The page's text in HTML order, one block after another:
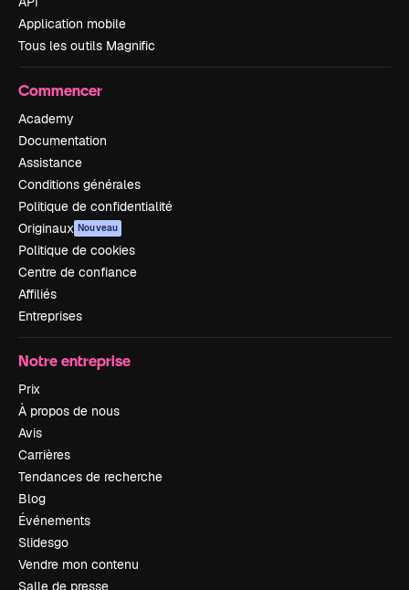
Application mobile
Tous les outils Magnific
Commencer
Academy
Documentation
Assistance
Conditions générales
Politique de confidentialité
Originaux Nouveau
Politique de cookies
Centre de confiance
Affiliés
Entreprises
Notre entreprise
Prix
À propos de nous
Avis
Carrières
Tendances de recherche
Blog
Événements
Slidesgo
Vendre mon contenu
Salle de presse